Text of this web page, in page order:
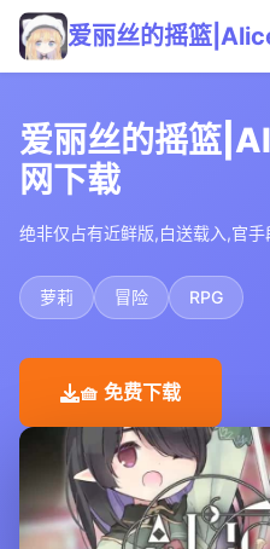
爱丽丝的摇篮
爱丽丝的摇篮
网下载
绝非仅占有近鲜版,白送载入,官手
萝莉 冒险 RPG
🧺 免费下载